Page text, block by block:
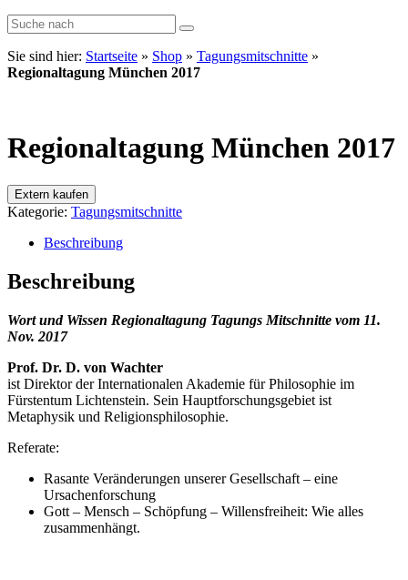
Sie sind hier: Startseite » Shop » Tagungsmitschnitte »
Regionaltagung München 2017
Regionaltagung München 2017
Extern kaufen
Kategorie: Tagungsmitschnitte
Beschreibung
Beschreibung
Wort und Wissen Regionaltagung Tagungs Mitschnitte vom 11.
Nov. 2017
Prof. Dr. D. von Wachter
ist Direktor der Internationalen Akademie für Philosophie im
Fürstentum Lichtenstein. Sein Hauptforschungsgebiet ist
Metaphysik und Religionsphilosophie.
Referate:
Rasante Veränderungen unserer Gesellschaft – eine
Ursachenforschung
Gott – Mensch – Schöpfung – Willensfreiheit: Wie alles
zusammenhängt.